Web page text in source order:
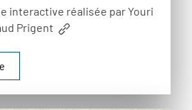
interactive réalisée par Youri
Prigent